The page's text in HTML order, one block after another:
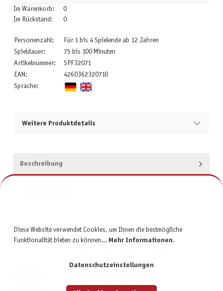
Im Warenkorb:
0
Im Rückstand:
0
Personenzahl:
Für 1 bis 4 Spielende ab 12 Jahren
Spieldauer:
75 bis 100 Minuten
Artikelnummer:
SPF32071
EAN:
4260362320710
Sprache:
Weitere Produktdetails
Beschreibung
Diese Website verwendet Cookies, um Ihnen die bestmögliche
Funktionalität bieten zu können... Mehr Informationen.
Datenschutzeinstellungen